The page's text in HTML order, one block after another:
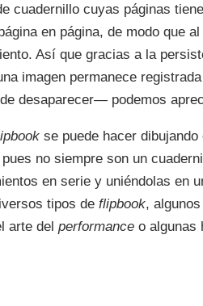
cuadernillo cuyas páginas
en página, de modo que
Así que gracias a la
imagen permanece
desaparecer— podemos
se puede hacer
no siempre son un
en serie y uniéndolas en
tipos de flipbook,
arte del performance o algunas